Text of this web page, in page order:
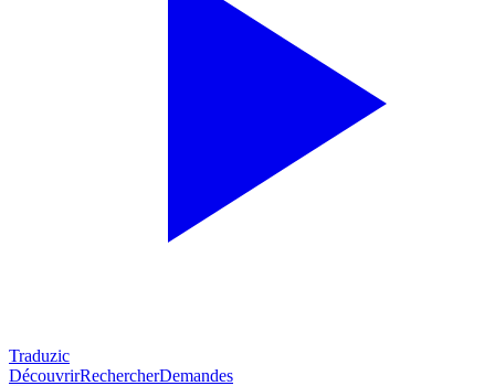
Traduzic
DécouvrirRechercherDemandes